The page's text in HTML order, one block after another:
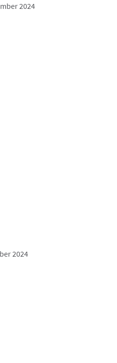
2024
2024